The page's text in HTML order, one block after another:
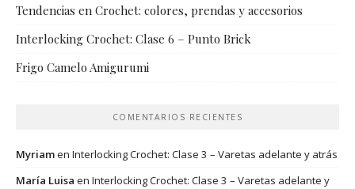
Tendencias en Crochet: colores, prendas y accesorios
Interlocking Crochet: Clase 6 – Punto Brick
Frigo Camelo Amigurumi
COMENTARIOS RECIENTES
Myriamen Interlocking Crochet: Clase 3 – Varetas adelante y atrás
María Luisa en Interlocking Crochet: Clase 3 – Varetas adelante y